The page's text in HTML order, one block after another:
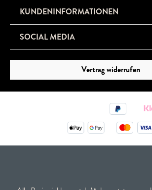
KUNDENINFORMATIONEN
SOCIAL MEDIA
Vertrag widerrufen